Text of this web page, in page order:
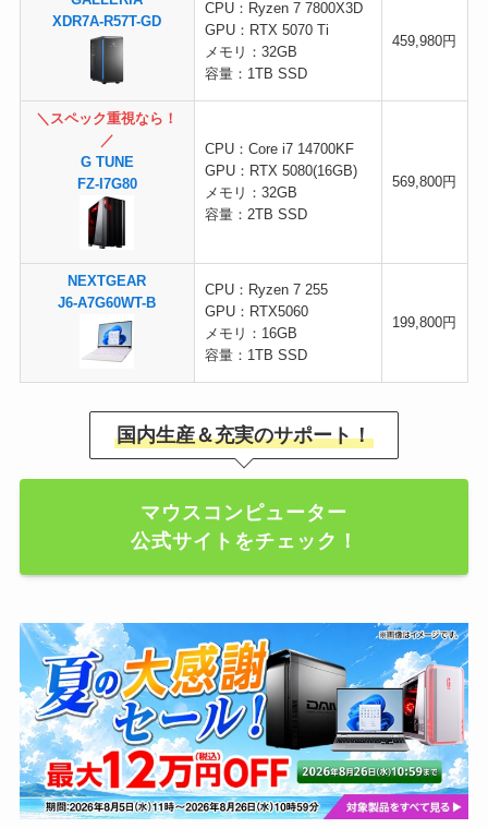
XDR7A-R57T-GD
CPU：Ryzen 7 7800X3D
GPU：RTX 5070 Ti
メモリ：32GB
容量：1TB SSD
459,980円
＼スペック重視なら！
／
G TUNE
FZ-I7G80
CPU：Core i7 14700KF
GPU：RTX 5080(16GB)
メモリ：32GB
容量：2TB SSD
569,800円
NEXTGEAR
J6-A7G60WT-B
CPU：Ryzen 7 255
GPU：RTX5060
メモリ：16GB
容量：1TB SSD
199,800円
国内生産＆充実のサポート！
マウスコンピューター
公式サイトをチェック！